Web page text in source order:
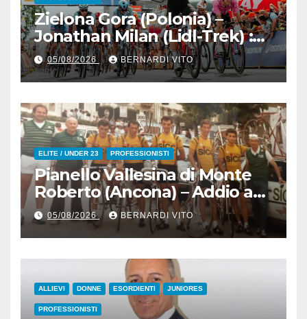
Zielona Gora (Polonia) –
Jonathan Milan (Lidl-Trek) :
Vince la terza tappa di
seguito e in maglia gialla
all’83° Giro di Polonia
05/08/2026 BERNARDI VITO
ELITE / UNDER 23 PROFESSIONISTI
Pianello Vallesina di Monte
Roberto (Ancona) – Addio ad
Alderino Bartoloni, Direttore
Sportivo rigorosamente
Gentile
05/08/2026 BERNARDI VITO
ALLIEVI DONNE ESORDIENTI JUNIORES
PROFESSIONISTI